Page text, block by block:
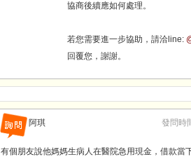
協商後續應如何處理。
若您需要進一步協助，請洽line:
回覆您，謝謝。
阿琪 發問時
有個朋友說他媽媽生病人在醫院急用現金，借款當